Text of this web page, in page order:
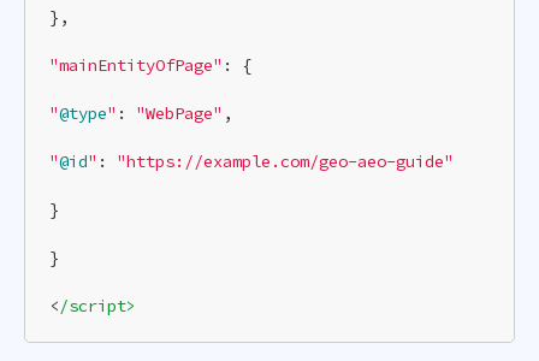
},
"mainEntityOfPage" : {
"@type" : "WebPage" ,
"@id" : "https://example.com/geo-aeo-guide"
}
}
</script>